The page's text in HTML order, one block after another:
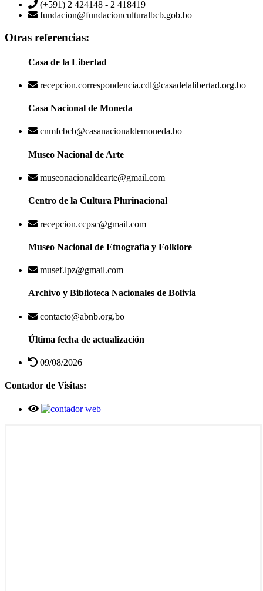
(+591) 2 424148 - 2 418419
fundacion@fundacionculturalbcb.gob.bo
Otras referencias:
Casa de la Libertad
recepcion.correspondencia.cdl@casadelalibertad.org.bo
Casa Nacional de Moneda
cnmfcbcb@casanacionaldemoneda.bo
Museo Nacional de Arte
museonacionaldearte@gmail.com
Centro de la Cultura Plurinacional
recepcion.ccpsc@gmail.com
Museo Nacional de Etnografía y Folklore
musef.lpz@gmail.com
Archivo y Biblioteca Nacionales de Bolivia
contacto@abnb.org.bo
Última fecha de actualización
09/08/2026
Contador de Visitas: